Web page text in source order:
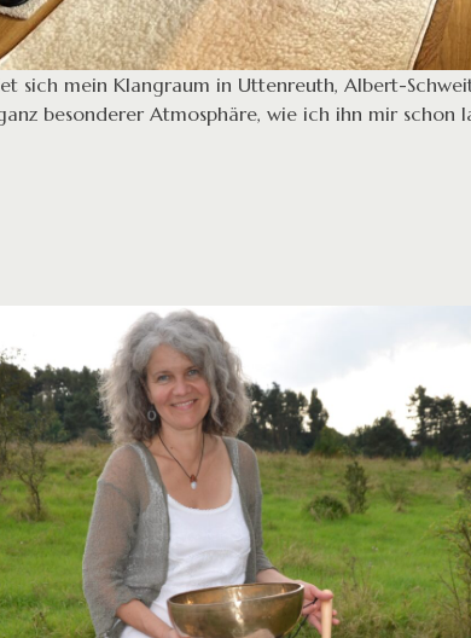
sich mein Klangraum in Uttenreuth, Albert-
besonderer Atmosphäre, wie ich ihn mir schon